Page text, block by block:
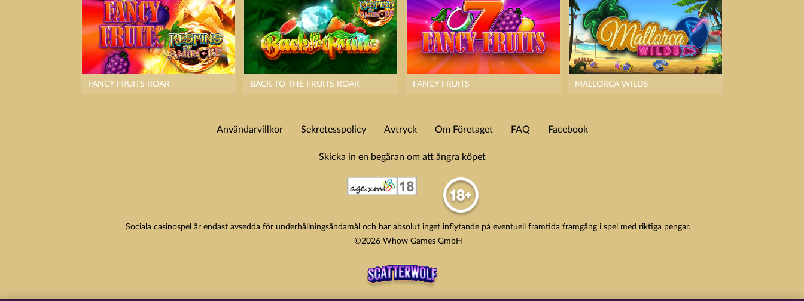
FANCY FRUITS ROAR BACK TO THE FRUITS ROAR FANCY FRUITS MALLORCA WILDS
Användarvillkor Sekretesspolicy Avtryck Om Företaget FAQ Facebook
Skicka in en begäran om att ångra köpet
Sociala casinospel är endast avsedda för underhållningsändamål och har absolut inget inflytande på eventuell framtida framgång i spel med riktiga pengar.
©2026 Whow Games GmbH